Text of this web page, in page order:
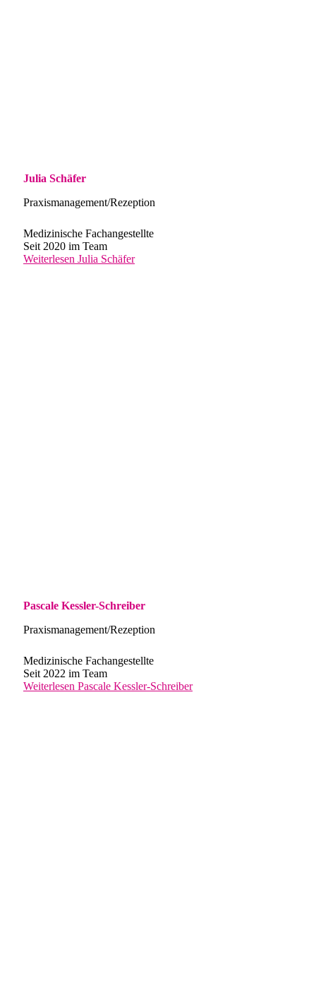
Julia Schäfer
Praxismanagement/Rezeption
Medizinische Fachangestellte
Seit 2020 im Team
Weiterlesen Julia Schäfer
Pascale Kessler-Schreiber
Praxismanagement/Rezeption
Medizinische Fachangestellte
Seit 2022 im Team
Weiterlesen Pascale Kessler-Schreiber